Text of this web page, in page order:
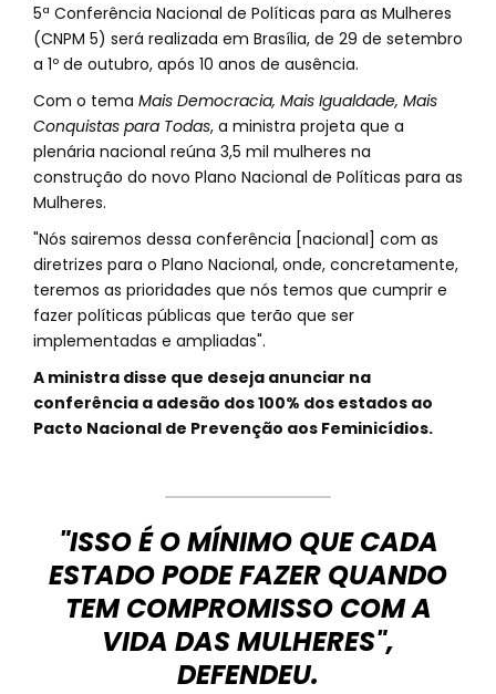
5ª Conferência Nacional de Políticas para as Mulheres
(CNPM 5) será realizada em Brasília, de 29 de setembro
a 1º de outubro, após 10 anos de ausência.
Com o tema Mais Democracia, Mais Igualdade, Mais
Conquistas para Todas, a ministra projeta que a
plenária nacional reúna 3,5 mil mulheres na
construção do novo Plano Nacional de Políticas para as
Mulheres.
"Nós sairemos dessa conferência [nacional] com as
diretrizes para o Plano Nacional, onde, concretamente,
teremos as prioridades que nós temos que cumprir e
fazer políticas públicas que terão que ser
implementadas e ampliadas".
A ministra disse que deseja anunciar na
conferência a adesão dos 100% dos estados ao
Pacto Nacional de Prevenção aos Feminicídios.
"ISSO É O MÍNIMO QUE CADA
ESTADO PODE FAZER QUANDO
TEM COMPROMISSO COM A
VIDA DAS MULHERES",
DEFENDEU.